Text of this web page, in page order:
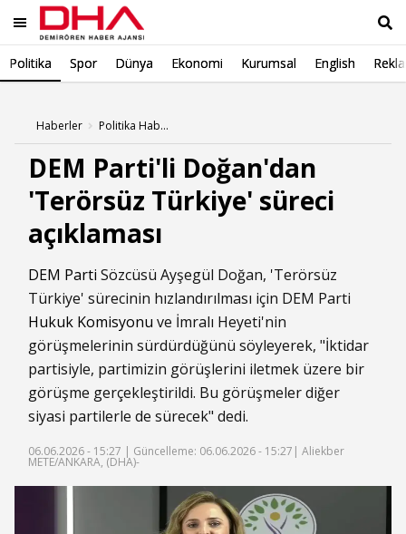
Politika Spor Dünya Ekonomi Kurumsal English
Haberler Politika Haberleri
DEM Parti'li Doğan'dan
'Terörsüz Türkiye' süreci
açıklaması
DEM Parti Sözcüsü Ayşegül Doğan, 'Terörsüz
Türkiye' sürecinin hızlandırılması için DEM Parti
Hukuk Komisyonu ve İmralı Heyeti'nin
görüşmelerinin sürdürdüğünü söyleyerek, "İktidar
partisiyle, partimizin görüşlerini iletmek üzere bir
görüşme gerçekleştirildi. Bu görüşmeler diğer
siyasi partilerle de sürecek" dedi.
06.06.2026 - 15:27 | Güncelleme: 06.06.2026 - 15:27 | Aliekber
METE/ANKARA, (DHA)-